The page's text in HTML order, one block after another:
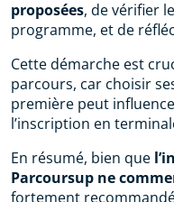
proposées, de vérifier
programme, et de
Cette démarche est
parcours, car choisir
première peut
l’inscription en
En résumé, bien que
Parcoursup ne
fortement